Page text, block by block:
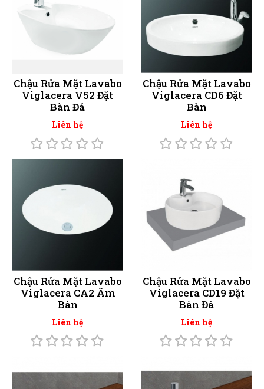
Chậu Rửa Mặt Lavabo
Viglacera V52 Đặt
Bàn Đá
Liên hệ
Chậu Rửa Mặt Lavabo
Viglacera CD6 Đặt
Bàn
Liên hệ
Chậu Rửa Mặt Lavabo
Viglacera CA2 Âm
Bàn
Liên hệ
Chậu Rửa Mặt Lavabo
Viglacera CD19 Đặt
Bàn Đá
Liên hệ